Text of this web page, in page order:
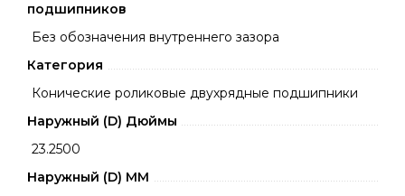
подшипников
Без обозначения внутреннего зазора
Категория
Конические роликовые двухрядные подшипники
Наружный (D) Дюймы
23.2500
Наружный (D) ММ